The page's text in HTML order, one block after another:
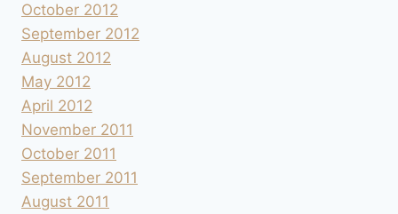
October 2012
September 2012
August 2012
May 2012
April 2012
November 2011
October 2011
September 2011
August 2011